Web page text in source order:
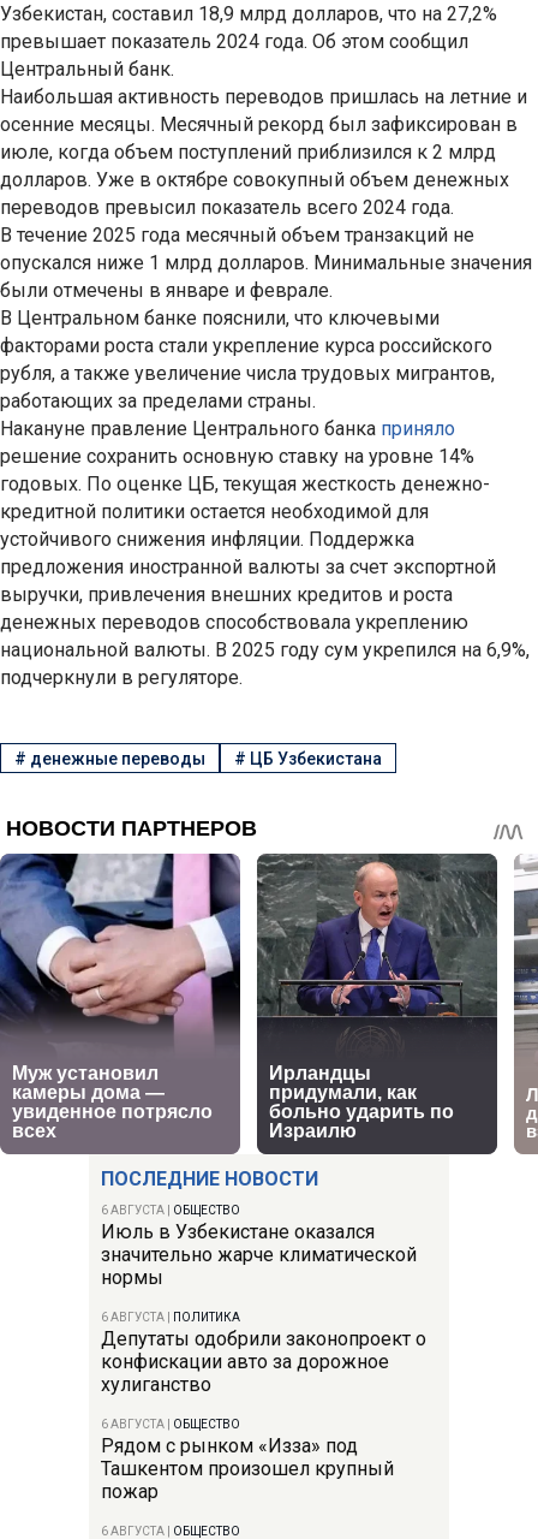
ПОСЛЕДНИЕ НОВОСТИ
6 АВГУСТА ОБЩЕСТВО
Июль в Узбекистане оказался
значительно жарче климатической
нормы
6 АВГУСТА ПОЛИТИКА
Депутаты одобрили законопроект о
конфискации авто за дорожное
хулиганство
6 АВГУСТА ОБЩЕСТВО
Рядом с рынком «Изза» под
Ташкентом произошел крупный
пожар
6 АВГУСТА ОБЩЕСТВО
Узбекистан, составил 18,9 млрд долларов, что на 27,2%
превышает показатель 2024 года. Об этом сообщил
Центральный банк.
Наибольшая активность переводов пришлась на летние и
осенние месяцы. Месячный рекорд был зафиксирован в
июле, когда объем поступлений приблизился к 2 млрд
долларов. Уже в октябре совокупный объем денежных
переводов превысил показатель всего 2024 года.
В течение 2025 года месячный объем транзакций не
опускался ниже 1 млрд долларов. Минимальные значения
были отмечены в январе и феврале.
В Центральном банке пояснили, что ключевыми
факторами роста стали укрепление курса российского
рубля, а также увеличение числа трудовых мигрантов,
работающих за пределами страны.
Накануне правление Центрального банка приняло
решение сохранить основную ставку на уровне 14%
годовых. По оценке ЦБ, текущая жесткость денежно-
кредитной политики остается необходимой для
устойчивого снижения инфляции. Поддержка
предложения иностранной валюты за счет экспортной
выручки, привлечения внешних кредитов и роста
денежных переводов способствовала укреплению
национальной валюты. В 2025 году сум укрепился на 6,9%,
подчеркнули в регуляторе.
# денежные переводы # ЦБ Узбекистана